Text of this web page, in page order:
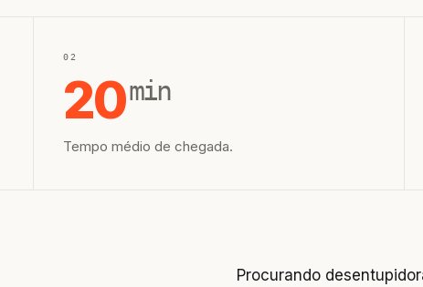
02
20min
Tempo médio de chegada.
Procurando